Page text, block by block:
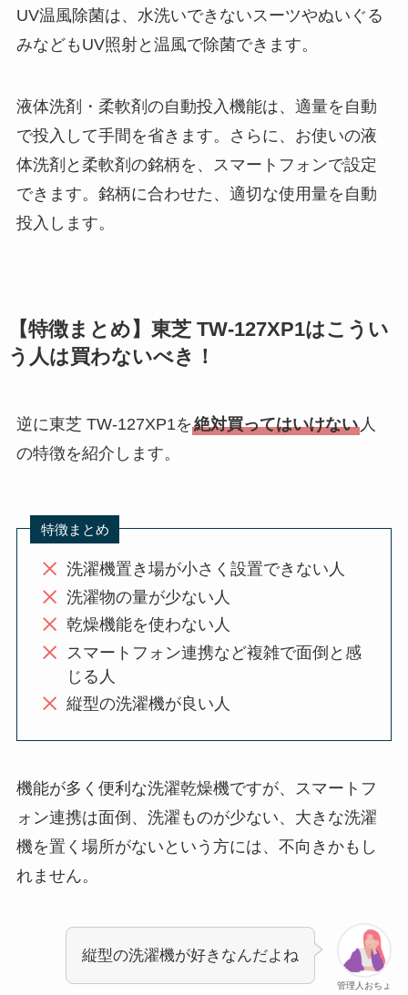
UV温風除菌は、水洗いできないスーツやぬいぐる
みなどもUV照射と温風で除菌できます。
液体洗剤・柔軟剤の自動投入機能は、適量を自動
で投入して手間を省きます。さらに、お使いの液
体洗剤と柔軟剤の銘柄を、スマートフォンで設定
できます。銘柄に合わせた、適切な使用量を自動
投入します。
【特徴まとめ】東芝 TW-127XP1はこうい
う人は買わないべき！
逆に東芝 TW-127XP1を絶対買ってはいけない人
の特徴を紹介します。
特徴まとめ
洗濯機置き場が小さく設置できない人
洗濯物の量が少ない人
乾燥機能を使わない人
スマートフォン連携など複雑で面倒と感
じる人
縦型の洗濯機が良い人
機能が多く便利な洗濯乾燥機ですが、スマートフ
ォン連携は面倒、洗濯ものが少ない、大きな洗濯
機を置く場所がないという方には、不向きかもし
れません。
管理人おちょ
縦型の洗濯機が好きなんだよね